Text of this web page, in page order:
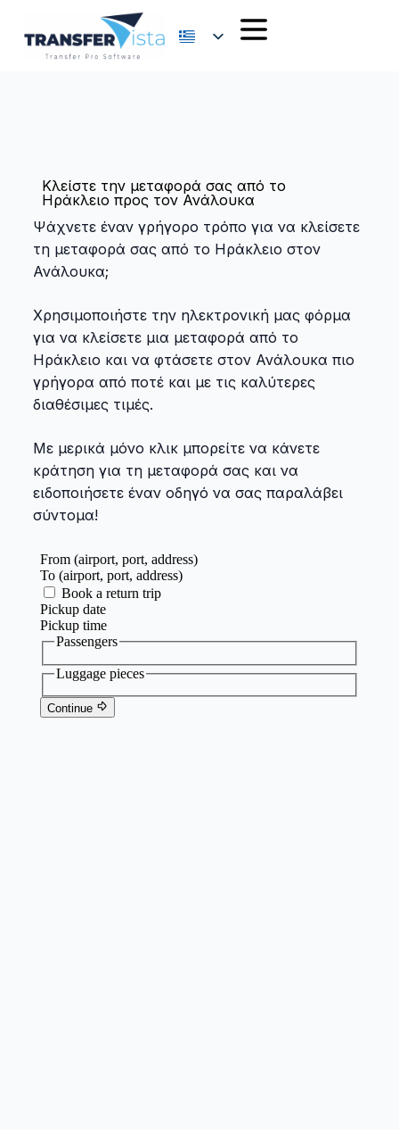
Κλείστε την μεταφορά σας από το
Ηράκλειο προς τον Ανάλουκα
Ψάχνετε έναν γρήγορο τρόπο για να κλείσετε
τη μεταφορά σας από το Ηράκλειο στον
Ανάλουκα;
Χρησιμοποιήστε την ηλεκτρονική μας φόρμα
για να κλείσετε μια μεταφορά από το
Ηράκλειο και να φτάσετε στον Ανάλουκα πιο
γρήγορα από ποτέ και με τις καλύτερες
διαθέσιμες τιμές.
Με μερικά μόνο κλικ μπορείτε να κάνετε
κράτηση για τη μεταφορά σας και να
ειδοποιήσετε έναν οδηγό να σας παραλάβει
σύντομα!